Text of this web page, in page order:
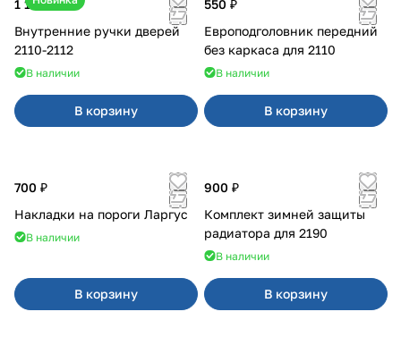
1 170 ₽
Внутренние ручки дверей
2110-2112
В наличии
В корзину
550 ₽
Европодголовник передний
без каркаса для 2110
В наличии
В корзину
700 ₽
Накладки на пороги Ларгус
В наличии
В корзину
900 ₽
Комплект зимней защиты
радиатора для 2190
В наличии
В корзину